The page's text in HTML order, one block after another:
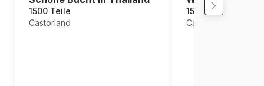
1500 Teile
Castorland
1500 Teile
Castorland